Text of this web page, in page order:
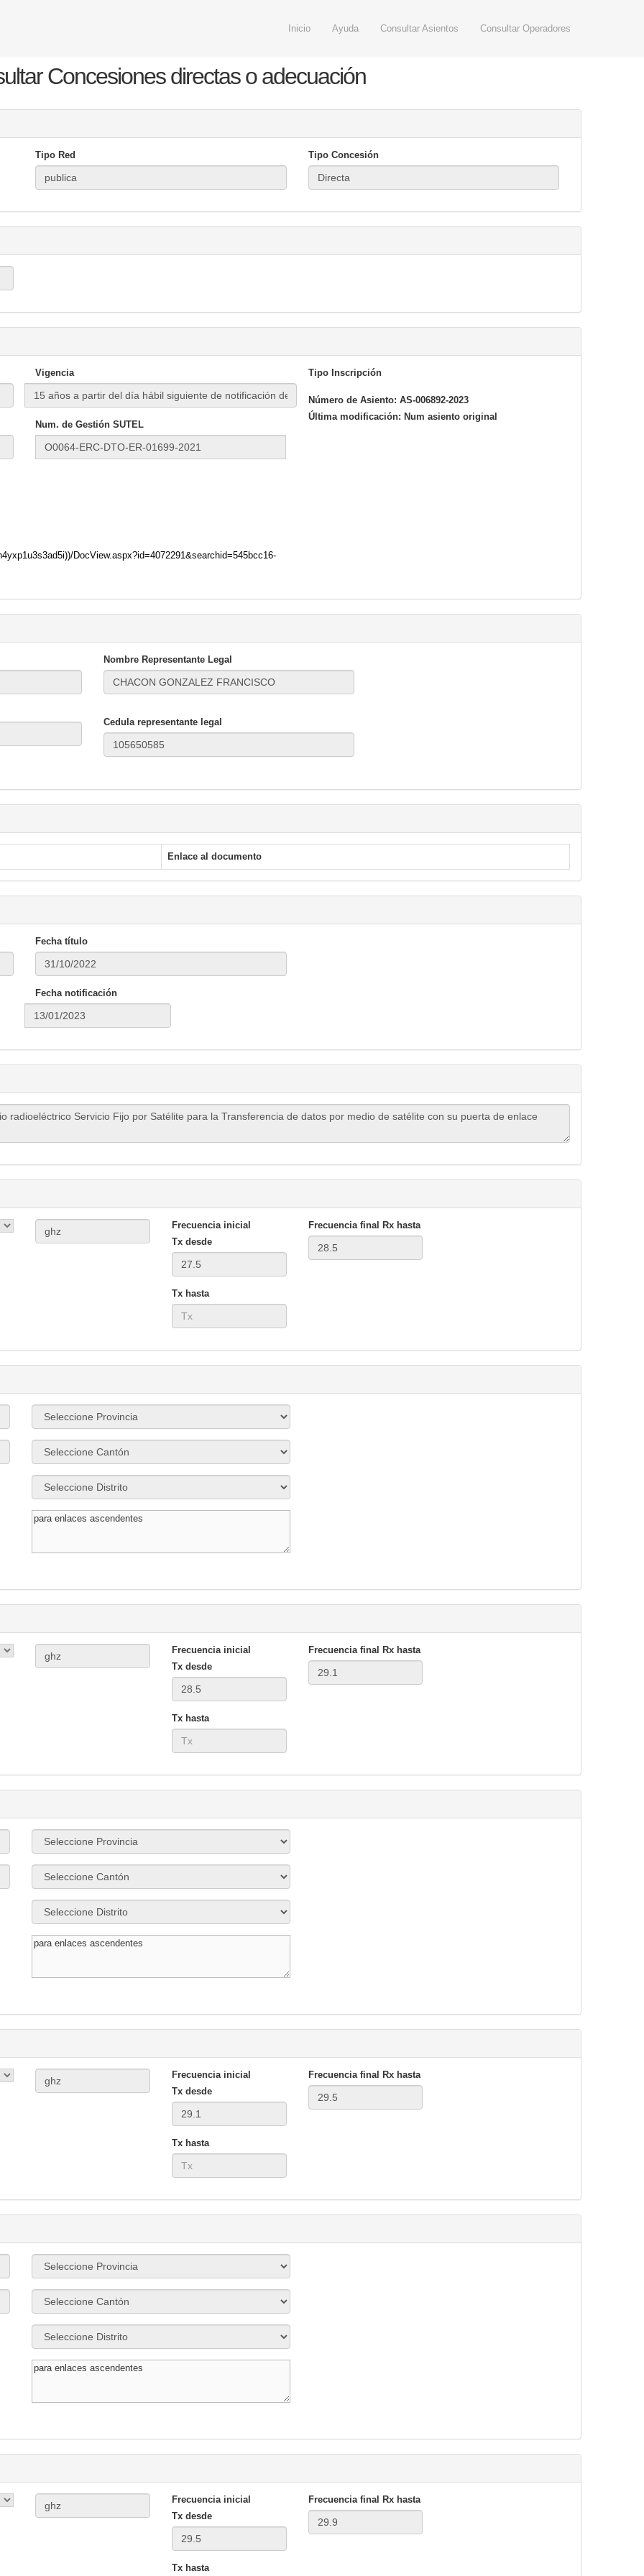
Inicio Ayuda Consultar Asientos Consultar Operadores
Concesiones directas o adecuación
Tipo Red Tipo Concesión
Vigencia
Num. de Gestión SUTEL
Tipo Inscripción
Número de Asiento: AS-006892-2023
Última modificación: Num asiento original
DocView.aspx?id=4072291&searchid=545bcc16-
Nombre Representante Legal
Cedula representante legal
Enlace al documento
Fecha título
Fecha notificación
Frecuencia inicial
Tx desde
Tx hasta
Frecuencia final Rx hasta
Frecuencia inicial
Tx desde
Tx hasta
Frecuencia final Rx hasta
Frecuencia inicial
Tx desde
Tx hasta
Frecuencia final Rx hasta
Frecuencia inicial
Tx desde
Tx hasta
Frecuencia final Rx hasta